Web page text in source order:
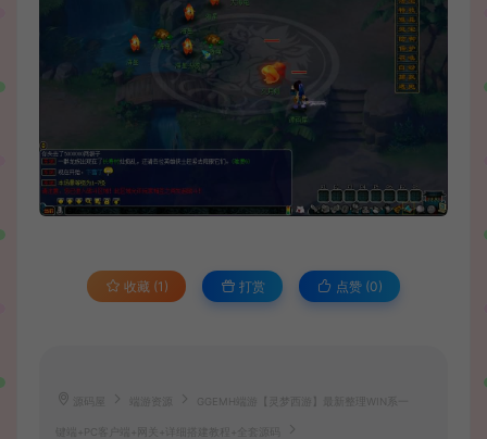
收藏 (1) 打赏 点赞 (0)
端游资源 GGEMH端游【灵梦西游】最新整理WIN系一
键端+PC客户端+网关+详细搭建教程+全套源码